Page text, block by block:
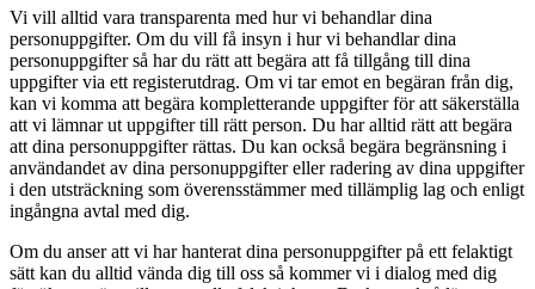
Vi vill alltid vara transparenta med hur vi behandlar dina
personuppgifter. Om du vill få insyn i hur vi behandlar dina
personuppgifter så har du rätt att begära att få tillgång till dina
uppgifter via ett registerutdrag. Om vi tar emot en begäran från dig,
kan vi komma att begära kompletterande uppgifter för att säkerställa
att vi lämnar ut uppgifter till rätt person. Du har alltid rätt att begära
att dina personuppgifter rättas. Du kan också begära begränsning i
användandet av dina personuppgifter eller radering av dina uppgifter
i den utsträckning som överensstämmer med tillämplig lag och enligt
ingångna avtal med dig.
Om du anser att vi har hanterat dina personuppgifter på ett felaktigt
sätt kan du alltid vända dig till oss så kommer vi i dialog med dig